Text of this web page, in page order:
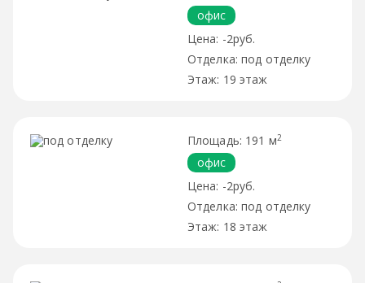
офис
-2руб.
под отделку
19 этаж
191 м2
офис
-2руб.
под отделку
18 этаж